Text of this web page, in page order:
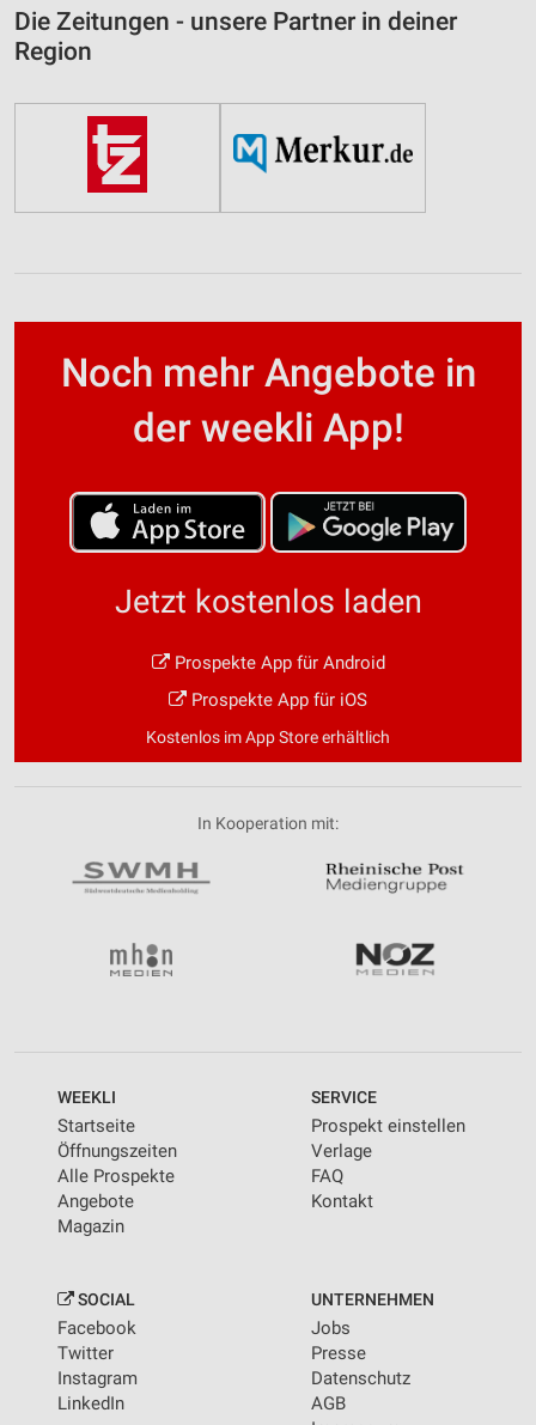
Die Zeitungen - unsere Partner in deiner
Region
Noch mehr Angebote in
der weekli App!
Jetzt kostenlos laden
Prospekte App für Android
Prospekte App für iOS
Kostenlos im App Store erhältlich
In Kooperation mit:
WEEKLI
Startseite
Öffnungszeiten
Alle Prospekte
Angebote
Magazin
SERVICE
Prospekt einstellen
Verlage
FAQ
Kontakt
SOCIAL
Facebook
Twitter
Instagram
LinkedIn
UNTERNEHMEN
Jobs
Presse
Datenschutz
AGB